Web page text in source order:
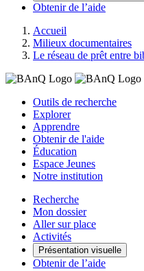
Obtenir de l’aide
Accueil
Milieux documentaires
Le réseau de prêt entre
Outils de recherche
Explorer
Apprendre
Obtenir de l'aide
Éducation
Espace Jeunes
Notre institution
Recherche
Mon dossier
Aller sur place
Activités
Présentation visuelle
Obtenir de l’aide